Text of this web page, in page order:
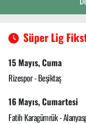
Süper Lig
15 Mayıs, Cuma
Rizespor - Beşiktaş
16 Mayıs, Cumartesi
Fatih Karagümrük -